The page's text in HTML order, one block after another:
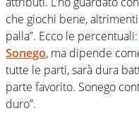
che giochi bene,
palla”. Ecco le percentuali:
Sonego, ma dipende
tutte le parti, sarà dura
parte favorito. Sonego
duro”.